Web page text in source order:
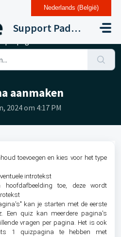
Support Paddle Drupal 11
aanmaken
2024 om 4:17 PM
toevoegen en kies voor het type
introtekst
hoofdafbeelding toe, deze wordt
kan je starten met de eerste
Een quiz kan meerdere pagina's
vragen per pagina. Het is ook
1 quizpagina te hebben met
Nederlands (België)